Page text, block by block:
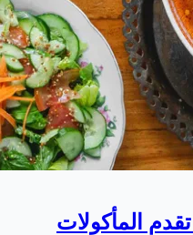
تقدم المأكولات